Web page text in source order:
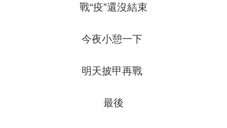
戰“疫”還沒結束
今夜小憩一下
明天披甲再戰
最後